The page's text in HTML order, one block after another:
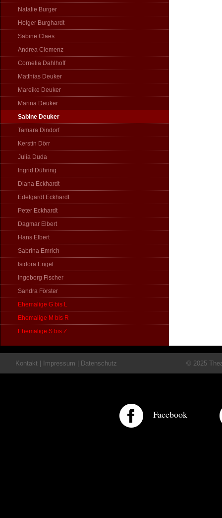
Natalie Burger
Holger Burghardt
Sabine Claes
Andrea Clemenz
Cornelia Dahlhoff
Matthias Deuker
Mareike Deuker
Marina Deuker
Sabine Deuker
Tamara Dindorf
Kerstin Dörr
Julia Duda
Ingrid Dühring
Diana Eckhardt
Edelgardt Eckhardt
Peter Eckhardt
Dagmar Elbert
Hans Elbert
Sabrina Emrich
Isidora Engel
Ingeborg Fischer
Sandra Förster
Ehemalige G bis L
Ehemalige M bis R
Ehemalige S bis Z
Kontakt Impressum Datenschutz © 2025
Facebook